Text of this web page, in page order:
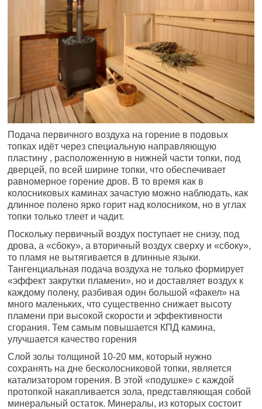
Подача первичного воздуха на горение в подовых
топках идёт через специальную направляющую
пластину , расположенную в нижней части топки, под
дверцей, по всей ширине топки, что обеспечивает
равномерное горение дров. В то время как в
колосниковых каминах зачастую можно наблюдать, как
длинное полено ярко горит над колосником, но в углах
топки только тлеет и чадит.
Поскольку первичный воздух поступает не снизу, под
дрова, а «сбоку», а вторичный воздух сверху и «сбоку»,
то пламя не вытягивается в длинные языки.
Тангенциальная подача воздуха не только формирует
«эффект закрутки пламени», но и доставляет воздух к
каждому полену, разбивая один большой «факел» на
много маленьких, что существенно снижает высоту
пламени при высокой скорости и эффективности
сгорания. Тем самым повышается КПД камина,
улучшается качество горения
Слой золы толщиной 10-20 мм, который нужно
сохранять на дне бесколосниковой топки, является
катализатором горения. В этой «подушке» с каждой
протопкой накапливается зола, представляющая собой
минеральный остаток. Минералы, из которых состоит